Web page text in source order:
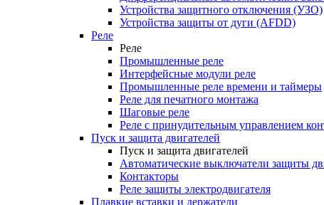
Устройства защитного отключения (УЗО)
Устройства защиты от дуги (AFDD)
Реле
Реле
Промышленные реле
Интерфейсные модули реле
Промышленные реле времени и таймеры
Реле для печатного монтажа
Шаговые реле
Реле с принудительным управлением
Пуск и защита двигателей
Пуск и защита двигателей
Автоматические выключатели защиты
Контакторы
Реле защиты электродвигателя
Плавкие вставки и держатели